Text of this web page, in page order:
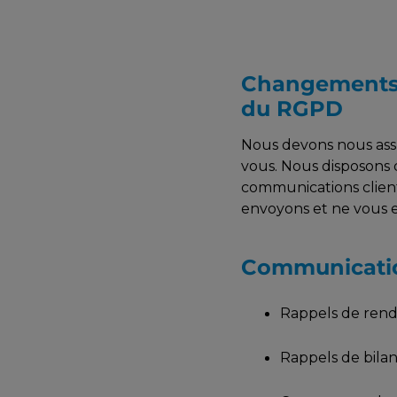
du RGPD
Nous devons nous
vous. Nous
communications
envoyons et ne vous
Rappels de
Rappels de